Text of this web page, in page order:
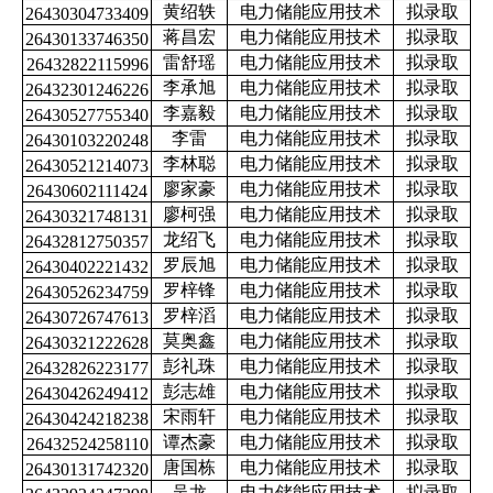
26430304733409
黄绍轶 电力储能应用技术
拟录取
26430133746350
蒋昌宏 电力储能应用技术
拟录取
26432822115996
雷舒瑶 电力储能应用技术
拟录取
26432301246226
李承旭 电力储能应用技术
拟录取
26430527755340
李嘉毅 电力储能应用技术
拟录取
26430103220248
李雷 电力储能应用技术
拟录取
26430521214073
李林聪 电力储能应用技术
拟录取
26430602111424
廖家豪 电力储能应用技术
拟录取
26430321748131
廖柯强 电力储能应用技术
拟录取
26432812750357
龙绍飞 电力储能应用技术
拟录取
26430402221432
罗辰旭 电力储能应用技术
拟录取
26430526234759
罗梓锋 电力储能应用技术
拟录取
26430726747613
罗梓滔 电力储能应用技术
拟录取
26430321222628
莫奥鑫 电力储能应用技术
拟录取
26432826223177
彭礼珠 电力储能应用技术
拟录取
26430426249412
彭志雄 电力储能应用技术
拟录取
26430424218238
宋雨轩 电力储能应用技术
拟录取
26432524258110
谭杰豪 电力储能应用技术
拟录取
26430131742320
唐国栋 电力储能应用技术
拟录取